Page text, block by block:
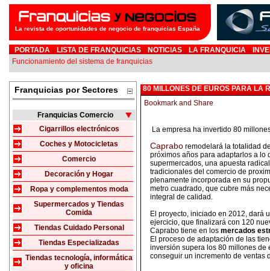
La revista de oportunidades de negocio de franquicias España
PORTADA LISTA DE FRANQUICIAS NOTICIAS LA FRANQUICIA
Funcionamiento del sistema de franquicias
Franquicias por Sectores
Franquicias Comercio
Cigarrillos electrónicos
Coches y Motocicletas
Comercio
Decoración y Hogar
Ropa y complementos moda
Supermercados y Tiendas
Comida
Tiendas Cuidado Personal
Tiendas Especializadas
Tiendas tecnología, informática
y oficina
80 MILLONES DE EUROS PARA LA
La empresa ha invertido 80
Caprabo remodelará la totalidad
próximos años para adaptarlos a lo
supermercados, una apuesta
tradicionales del comercio de
plenamente incorporada en su
metro cuadrado, que cubre más
integral de calidad.
El proyecto, iniciado en 2012, dará
ejercicio, que finalizará con 120
Caprabo tiene en los mercados
El proceso de adaptación de las
inversión supera los 80 millones de
conseguir un incremento de ventas